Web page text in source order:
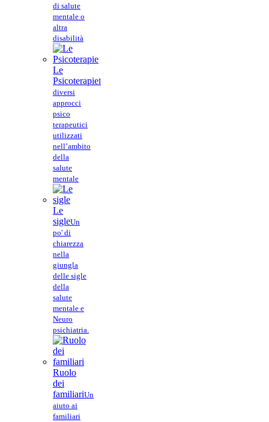
di salute
mentale o
altra
disabilità
Le
PsicoterapieI
diversi
approcci
psico
terapeutici
utilizzati
nell’ambito
della
salute
mentale
Le
sigleUn
po' di
chiarezza
nella
giungla
delle sigle
della
salute
mentale e
Neuro
psichiatria.
Ruolo
dei
familiariUn
aiuto ai
familiari